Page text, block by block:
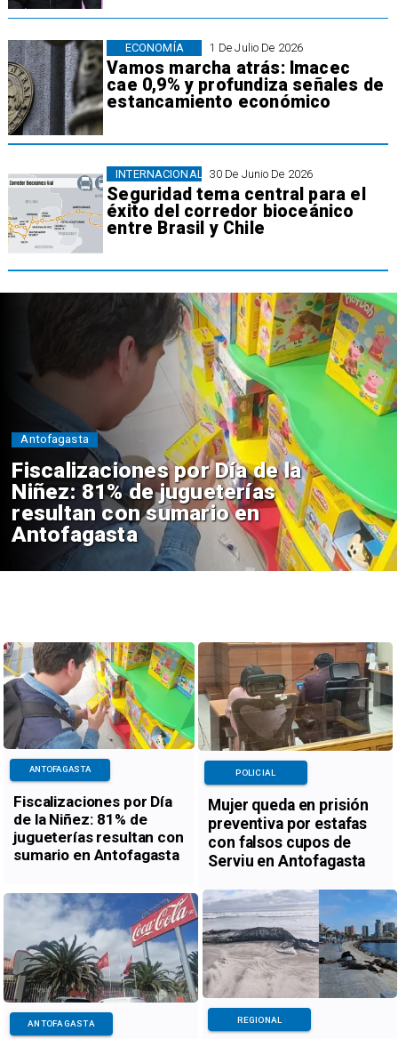
1 De Julio De 2026
Vamos marcha atrás: Imacec
cae 0,9% y profundiza señales de
estancamiento económico
ECONOMÍA
30 De Junio De 2026
Seguridad tema central para el
éxito del corredor bioceánico
entre Brasil y Chile
INTERNACIONAL
Fiscalizaciones por Día de la
Niñez: 81% de jugueterías
resultan con sumario en
Antofagasta
Antofagasta
Fiscalizaciones por Día
de la Niñez: 81% de
jugueterías resultan con
sumario en Antofagasta
ANTOFAGASTA
Mujer queda en prisión
preventiva por estafas
con falsos cupos de
Serviu en Antofagasta
POLICIAL
ANTOFAGASTA REGIONAL